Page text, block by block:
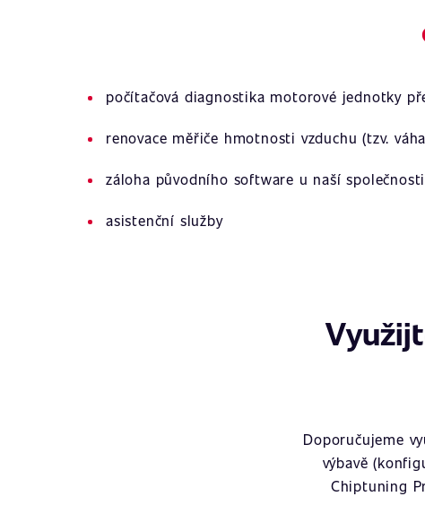
počítačová diagnostika motorové jednotky
renovace měřiče hmotnosti vzduchu (tzv.
záloha původního software u naší společnosti
asistenční služby
Doporučujeme
výbavě
Chiptuning